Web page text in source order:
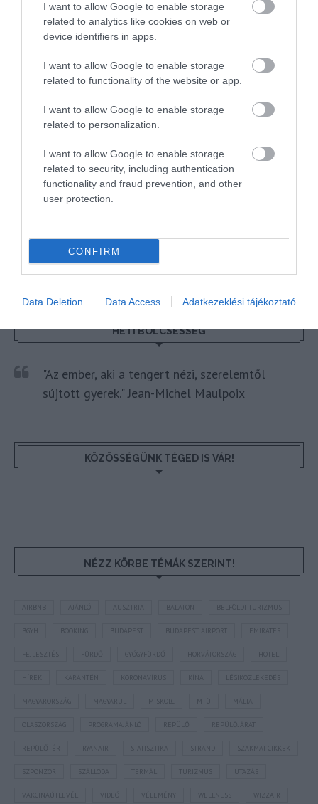
I want to allow Google to enable storage
related to analytics like cookies on web or
device identifiers in apps.
I want to allow Google to enable storage
related to functionality of the website or app.
I want to allow Google to enable storage
related to personalization.
I want to allow Google to enable storage
related to security, including authentication
functionality and fraud prevention, and other
user protection.
CONFIRM
Data Deletion Data Access Adatkezeklési tájékoztató
A fürdők világának inspiráló híreiértcsatlakozz
csoportunkhoz, kövess Instán
fel hírlevelünkre!
Megosztás
HETI BÖLCSESSÉG
"Az ember, aki a tengert nézi, szerelemtől
sújtott gyerek." Jean-Michel Maulpoix
KÖZÖSSÉGÜNK TÉGED IS VÁR!
NÉZZ KÖRBE TÉMÁK SZERINT!
AUSZTRIA BALATON BELFÖLDI TURIZMUS
BUDAPEST BUDAPEST AIRPORT EMIRATES
FEJLESZTÉS HORVÁTORSZÁG HOTEL
KARANTÉN LÉGIKÖZLEKEDÉS
MAGYARORSZÁG MTÜ MÁLTA
OLASZORSZÁG REPÜLŐJÁRAT
REPÜLŐTÉR STATISZTIKA STRAND SZAKMAI CIKKEK
SZPONZOR SZÁLLODA TERMÁL TURIZMUS UTAZÁS
VAKCINAÚTLEVÉL WIZZAIR